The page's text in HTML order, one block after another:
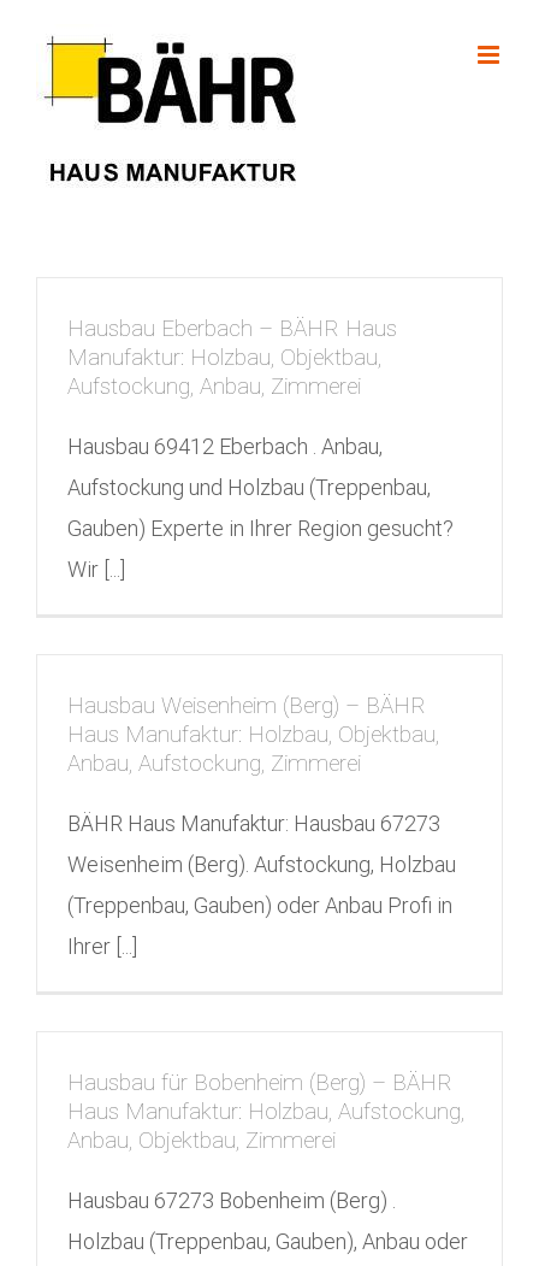
content
Hausbau Eberbach – BÄHR Haus
Manufaktur: Holzbau, Objektbau,
Aufstockung, Anbau, Zimmerei
Hausbau 69412 Eberbach . Anbau,
Aufstockung und Holzbau (Treppenbau,
Gauben) Experte in Ihrer Region gesucht?
Wir [...]
Hausbau Weisenheim (Berg) – BÄHR
Haus Manufaktur: Holzbau, Objektbau,
Anbau, Aufstockung, Zimmerei
BÄHR Haus Manufaktur: Hausbau 67273
Weisenheim (Berg). Aufstockung, Holzbau
(Treppenbau, Gauben) oder Anbau Profi in
Ihrer [...]
Hausbau für Bobenheim (Berg) – BÄHR
Haus Manufaktur: Holzbau, Aufstockung,
Anbau, Objektbau, Zimmerei
Hausbau 67273 Bobenheim (Berg) .
Holzbau (Treppenbau, Gauben), Anbau oder